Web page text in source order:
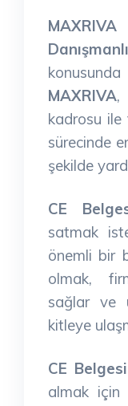
MAXRIVA,
kadrosu ile
sürecinde
şekilde
CE
satmak
önemli bir
olmak,
sağlar ve
kitleye
CE Belgesi
almak için